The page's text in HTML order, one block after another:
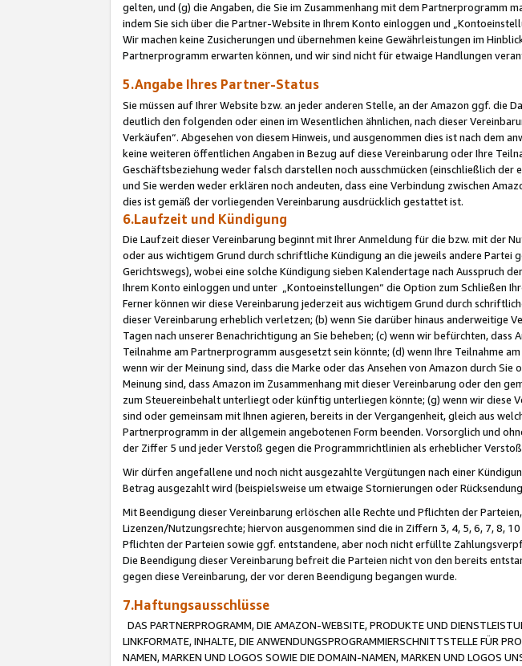
gelten, und (g) die Angaben, die Sie im Zusammenhang mit dem Partnerprogramm
indem Sie sich über die Partner-Website in Ihrem Konto einloggen und
Wir machen keine Zusicherungen und übernehmen keine Gewährleistungen im
Partnerprogramm erwarten können, und wir sind nicht für etwaige Handlungen
5.Angabe Ihres Partner-Status
Sie müssen auf Ihrer Website bzw. an jeder anderen Stelle, an der Amazon ggf.
deutlich den folgenden oder einen im Wesentlichen ähnlichen, nach dieser
Verkäufen“. Abgesehen von diesem Hinweis, und ausgenommen dies ist nach dem
keine weiteren öffentlichen Angaben in Bezug auf diese Vereinbarung oder Ihre
Geschäftsbeziehung weder falsch darstellen noch ausschmücken (einschließlich
und Sie werden weder erklären noch andeuten, dass eine Verbindung zwischen
dies ist gemäß der vorliegenden Vereinbarung ausdrücklich gestattet ist.
6.Laufzeit und Kündigung
Die Laufzeit dieser Vereinbarung beginnt mit Ihrer Anmeldung für die bzw. mit der
oder aus wichtigem Grund durch schriftliche Kündigung an die jeweils andere
Gerichtswegs), wobei eine solche Kündigung sieben Kalendertage nach Ausspruch
Ihrem Konto einloggen und unter „Kontoeinstellungen“ die Option zum Schließen
Ferner können wir diese Vereinbarung jederzeit aus wichtigem Grund durch
dieser Vereinbarung erheblich verletzen; (b) wenn Sie darüber hinaus anderweitige
Tagen nach unserer Benachrichtigung an Sie beheben; (c) wenn wir befürchten,
Teilnahme am Partnerprogramm ausgesetzt sein könnte; (d) wenn Ihre Teilnahme
wenn wir der Meinung sind, dass die Marke oder das Ansehen von Amazon durch
Meinung sind, dass Amazon im Zusammenhang mit dieser Vereinbarung oder den
zum Steuereinbehalt unterliegt oder künftig unterliegen könnte; (g) wenn wir diese
sind oder gemeinsam mit Ihnen agieren, bereits in der Vergangenheit, gleich aus
Partnerprogramm in der allgemein angebotenen Form beenden. Vorsorglich und
der Ziffer 5 und jeder Verstoß gegen die Programmrichtlinien als erheblicher
Wir dürfen angefallene und noch nicht ausgezahlte Vergütungen nach einer
Betrag ausgezahlt wird (beispielsweise um etwaige Stornierungen oder
Mit Beendigung dieser Vereinbarung erlöschen alle Rechte und Pflichten der
Lizenzen/Nutzungsrechte; hiervon ausgenommen sind die in Ziffern 3, 4, 5, 6, 7, 8,
Pflichten der Parteien sowie ggf. entstandene, aber noch nicht erfüllte
Die Beendigung dieser Vereinbarung befreit die Parteien nicht von den bereits
gegen diese Vereinbarung, der vor deren Beendigung begangen wurde.
7.Haftungsausschlüsse
DAS PARTNERPROGRAMM, DIE AMAZON-WEBSITE, PRODUKTE UND
LINKFORMATE, INHALTE, DIE ANWENDUNGSPROGRAMMIERSCHNITTSTELLE FÜR
NAMEN, MARKEN UND LOGOS SOWIE DIE DOMAIN-NAMEN, MARKEN UND LOGOS